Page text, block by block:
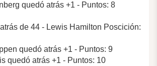
quedó atrás +1 - Puntos: 8
de 44 - Lewis Hamilton Poscición:
quedó atrás +1 - Puntos: 9
quedó atrás +1 - Puntos: 10